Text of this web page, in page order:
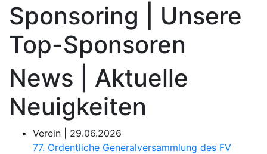
Sponsoring | Unsere
Top-Sponsoren
News | Aktuelle
Neuigkeiten
Verein | 29.06.2026
77. Ordentliche Generalversammlung des FV